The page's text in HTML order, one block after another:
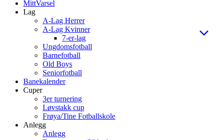
MittVarsel
Lag
A-Lag Herrer
A-Lag Kvinner
7-er-lag
Ungdomsfotball
Barnefotball
Old Boys
Seniorfotball
Banekalender
Cuper
3er turnering
Løvstakk cup
Frøya/Tine Fotballskole
Anlegg
Anlegg